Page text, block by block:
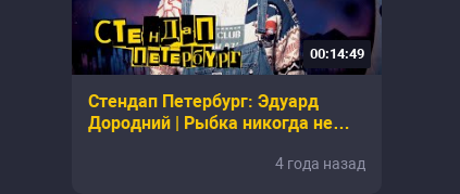
00:14:49
Стендап Петербург: Эдуард
Дородний | Рыбка никогда не
4 года назад